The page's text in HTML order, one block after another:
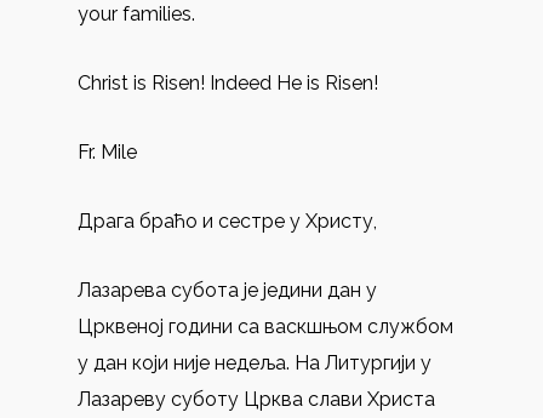
your families.
Christ is Risen! Indeed He is Risen!
Fr. Mile
Драга браћо и сестре у Христу,
Лазарева субота је једини дан у
Црквеној години са васкшњом службом
у дан који није недеља. На Литургији у
Лазареву суботу Црква слави Христа